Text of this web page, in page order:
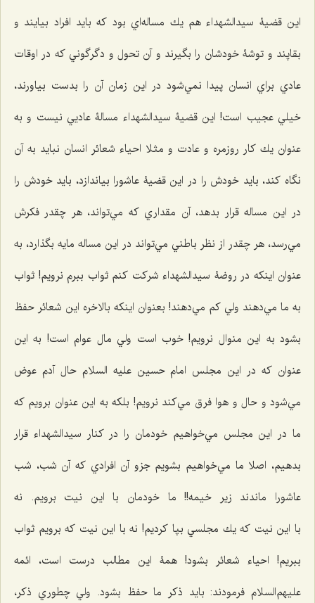
اين قضيۀ سيدالشهداء هم يك مساله‌اي بود كه بايد افراد بيايند و
بقاپند و توشۀ خودشان را بگيرند و آن تحول و دگرگوني كه در اوقات
عادي براي انسان پيدا نمي‌شود در اين زمان آن را بدست بیاورند،
خيلي عجيب است! اين قضيۀ سيدالشهداء مسالۀ عادیي نيست و به
عنوان يك كار روزمره و عادت و مثلا احياء شعائر انسان نبايد به آن
نگاه كند، بايد خودش را در اين قضيۀ عاشورا بياندازد، بايد خودش را
در اين مساله قرار بدهد، آن مقداري كه مي‌تواند، هر چقدر فكرش
مي‌رسد، هر چقدر از نظر باطني مي‌تواند در اين مساله مايه بگذارد، به
عنوان اينكه در روضۀ سيدالشهداء شركت كنم ثواب ببرم نرويم! ثواب
به ما مي‌دهند ولي كم مي‌دهند! بعنوان اينكه بالاخره اين شعائر حفظ
بشود به اين منوال نرويم! خوب است ولي مال عوام است! به اين
عنوان كه در اين مجلس امام حسين علیه السلام حال آدم عوض
مي‌شود و حال و هوا فرق مي‌كند نرويم! بلکه به اين عنوان برويم كه
ما در اين مجلس مي‌خواهيم خودمان را در كنار سيدالشهدا‌ء‌ قرار
بدهيم، اصلا ما مي‌خواهيم بشويم جزو آن افرادي كه آن شب،‌ شب
عاشورا ماندند زير خيمه!! ما خودمان با اين نيت برويم. نه
با این نيت كه يك مجلسي بپا كرديم! نه با اين نيت كه برويم ثواب
ببريم! احياء شعائر بشود! همۀ این مطالب درست است، ائمه
عليهم‌السلام فرمودند: بايد ذكر ما حفظ بشود. ولي چطوري ذكر،